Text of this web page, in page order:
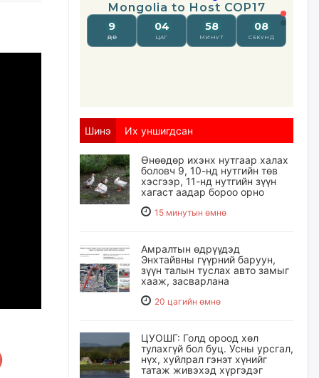
Шинэ Их уншигдсан
Өнөөдөр ихэнх нутгаар халах
боловч 9, 10-нд нутгийн төв
хэсгээр, 11-нд нутгийн зүүн
хагаст аадар бороо орно
15 минутын өмнө
Амралтын өдрүүдэд
Энхтайвны гүүрний баруун,
зүүн талын туслах авто замыг
хааж, засварлана
20 цагийн өмнө
ЦУОШГ: Голд ороод хөл
тулахгүй бол буц. Усны урсгал,
нүх, хуйлрал гэнэт хүнийг
татаж живэхэд хүргэдэг